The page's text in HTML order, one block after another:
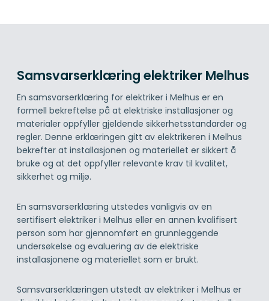
Samsvarserklæring elektriker Melhus
En samsvarserklæring for elektriker i Melhus er en
formell bekreftelse på at elektriske installasjoner og
materialer oppfyller gjeldende sikkerhetsstandarder og
regler. Denne erklæringen gitt av elektrikeren i Melhus
bekrefter at installasjonen og materiellet er sikkert å
bruke og at det oppfyller relevante krav til kvalitet,
sikkerhet og miljø.
En samsvarserklæring utstedes vanligvis av en
sertifisert elektriker i Melhus eller en annen kvalifisert
person som har gjennomført en grunnleggende
undersøkelse og evaluering av de elektriske
installasjonene og materiellet som er brukt.
Samsvarserklæringen utstedt av elektriker i Melhus er